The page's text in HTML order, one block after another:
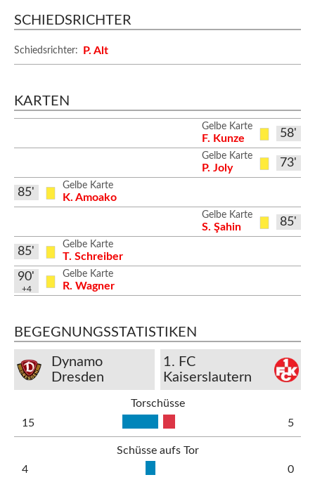
SCHIEDSRICHTER
Schiedsrichter: P. Alt
KARTEN
58'
Gelbe Karte
F. Kunze
73'
Gelbe Karte
P. Joly
Gelbe Karte
K. Amoako
85'
85'
Gelbe Karte
S. Şahin
Gelbe Karte
T. Schreiber
85'
Gelbe Karte
R. Wagner
90'
+4
BEGEGNUNGSSTATISTIKEN
Dynamo
Dresden
1. FC
Kaiserslautern
Torschüsse
15
5
Schüsse aufs Tor
4
0